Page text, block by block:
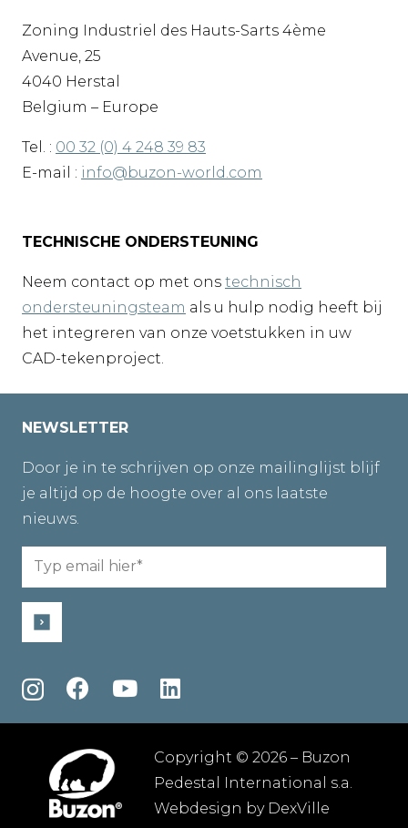
Zoning Industriel des Hauts-Sarts 4ème
Avenue, 25
4040 Herstal
Belgium – Europe
Tel. : 00 32 (0) 4 248 39 83
E-mail : info@buzon-world.com
TECHNISCHE ONDERSTEUNING
Neem contact op met ons technisch
ondersteuningsteam als u hulp nodig heeft bij
het integreren van onze voetstukken in uw
CAD-tekenproject.
NEWSLETTER
Door je in te schrijven op onze mailinglijst blijf
je altijd op de hoogte over al ons laatste
nieuws.
Email
Copyright © 2026 – Buzon
Pedestal International s.a.
Webdesign by DexVille